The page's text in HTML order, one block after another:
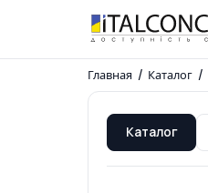
Главная / Каталог /
Каталог